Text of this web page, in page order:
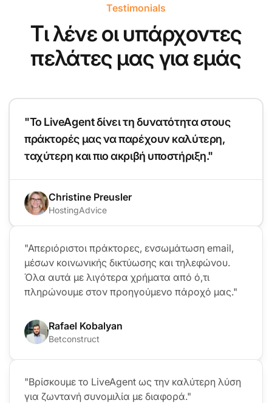
Testimonials
Τι λένε οι υπάρχοντες
πελάτες μας για εμάς
"Το LiveAgent δίνει τη δυνατότητα στους
πράκτορές μας να παρέχουν καλύτερη,
ταχύτερη και πιο ακριβή υποστήριξη."
Christine Preusler
HostingAdvice
"Απεριόριστοι πράκτορες, ενσωμάτωση email,
μέσων κοινωνικής δικτύωσης και τηλεφώνου.
Όλα αυτά με λιγότερα χρήματα από ό,τι
πληρώνουμε στον προηγούμενο πάροχό μας."
Rafael Kobalyan
Betconstruct
"Βρίσκουμε το LiveAgent ως την καλύτερη λύση
για ζωντανή συνομιλία με διαφορά."